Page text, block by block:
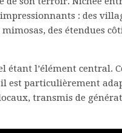
: des
des étendues
étant l’élément central.
est particulièrement
transmis de